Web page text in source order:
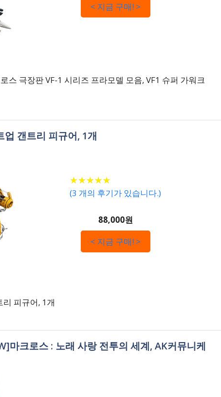
< 지금 구매! >
스 극장판 VF-1 시리즈 프라모델 모음, VF1 슈퍼 가워크
업 갠트리 피규어, 1개
★★★★★
★★★★★
(3 개의 후기가 있습니다.)
88,000원
< 지금 구매! >
리 피규어, 1개
마크로스 : 노래 사랑 전투의 세계, AK커뮤니케